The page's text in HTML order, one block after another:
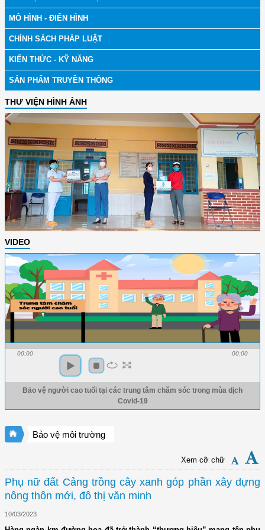
MÔ HÌNH - ĐIỂN HÌNH
CHÍNH SÁCH PHÁP LUẬT
KIẾN THỨC - KỸ NĂNG
SẢN PHẨM TRUYỀN THÔNG
THƯ VIỆN HÌNH ẢNH
VIDEO
00:00 00:00
Bảo vệ người cao tuổi tại các trung tâm chăm sóc trong mùa dịch
Covid-19
Bảo vệ môi trường
Xem cỡ chữ
Phụ nữ đất Cảng trồng cây xanh góp phần xây dựng
nông thôn mới, đô thị văn minh
10/03/2023